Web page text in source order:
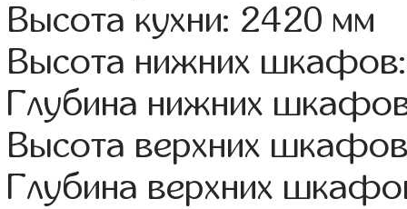
Высота кухни: 2420 мм
Высота нижних
Глубина нижних
Высота верхних
Глубина верхних